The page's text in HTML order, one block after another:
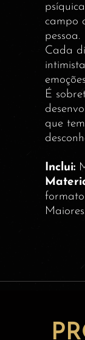
campo
pessoa.
Cada
É
que
Inclui: